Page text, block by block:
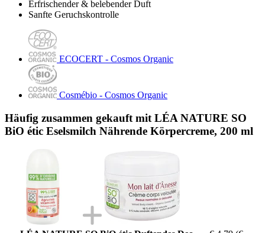
Erfrischender & belebender Duft
Sanfte Geruchskontrolle
ECOCERT - Cosmos Organic
Cosmébio - Cosmos Organic
Häufig zusammen gekauft mit LÉA NATURE SO
BiO étic Eselsmilch Nährende Körpercreme, 200 ml